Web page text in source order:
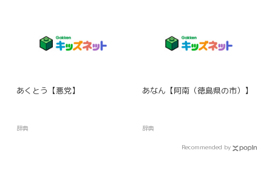
あくとう【悪党】
辞典
あなん【阿南（徳島県の市）】
辞典
Recommended by